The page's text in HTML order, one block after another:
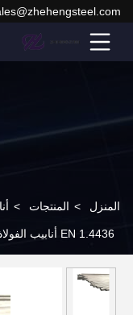
المنزل > المنتجات >
EN 1.4436 أنابيب الفولاذ المقاوم للصدأ Sch80S المخصصة للأنابيب